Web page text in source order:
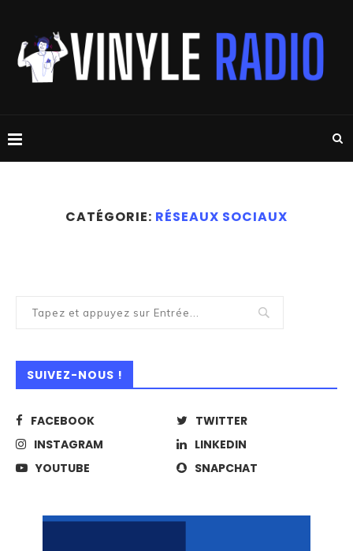
CATÉGORIE: RÉSEAUX SOCIAUX
SUIVEZ-NOUS !
FACEBOOK
TWITTER
INSTAGRAM
LINKEDIN
YOUTUBE
SNAPCHAT